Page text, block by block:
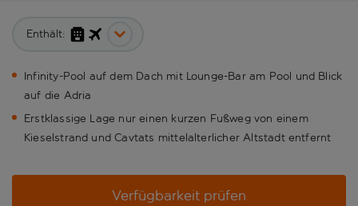
Enthält:
Infinity-Pool auf dem Dach mit Lounge-Bar am Pool und Blick
auf die Adria
Erstklassige Lage nur einen kurzen Fußweg von einem
Kieselstrand und Cavtats mittelalterlicher Altstadt entfernt
Verfügbarkeit prüfen